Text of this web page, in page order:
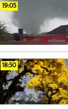
19:05
18:50